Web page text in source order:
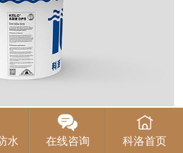
水 在线咨询 科洛首页